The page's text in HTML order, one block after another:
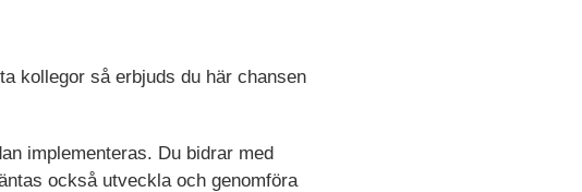
kollegor så erbjuds du här chansen
implementeras. Du bidrar med
också utveckla och genomföra